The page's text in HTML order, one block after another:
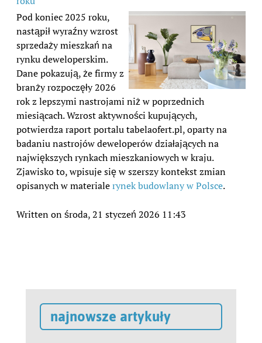
Pod koniec 2025 roku,
nastąpił wyraźny wzrost
sprzedaży mieszkań na
rynku deweloperskim.
Dane pokazują, że firmy z
branży rozpoczęły 2026
rok z lepszymi nastrojami niż w poprzednich
miesiącach. Wzrost aktywności kupujących,
potwierdza raport portalu tabelaofert.pl, oparty na
badaniu nastrojów deweloperów działających na
największych rynkach mieszkaniowych w kraju.
Zjawisko to, wpisuje się w szerszy kontekst zmian
opisanych w materialerynek budowlany w Polsce.
Written on środa, 21 styczeń 2026 11:43
najnowsze artykuły